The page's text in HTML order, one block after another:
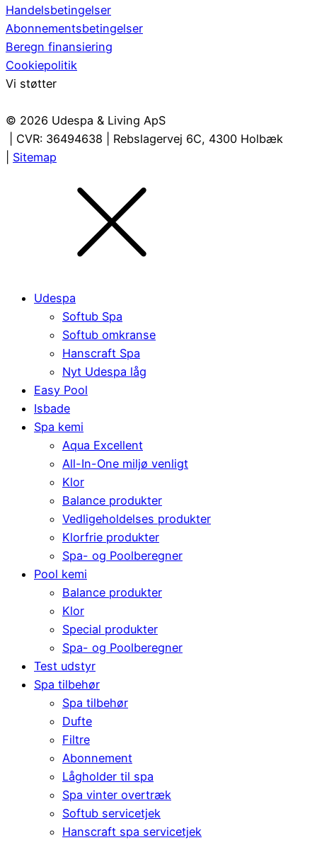
Handelsbetingelser
Abonnementsbetingelser
Beregn finansiering
Cookiepolitik
Vi støtter
© 2026 Udespa & Living ApS
| CVR: 36494638 | Rebslagervej 6C, 4300 Holbæk
Sitemap
Udespa
Softub Spa
Softub omkranse
Hanscraft Spa
Nyt Udespa låg
Easy Pool
Isbade
Spa kemi
Aqua Excellent
All-In-One miljø venligt
Klor
Balance produkter
Vedligeholdelses produkter
Klorfrie produkter
Spa- og Poolberegner
Pool kemi
Balance produkter
Klor
Special produkter
Spa- og Poolberegner
Test udstyr
Spa tilbehør
Spa tilbehør
Dufte
Filtre
Abonnement
Lågholder til spa
Spa vinter overtræk
Softub servicetjek
Hanscraft spa servicetjek